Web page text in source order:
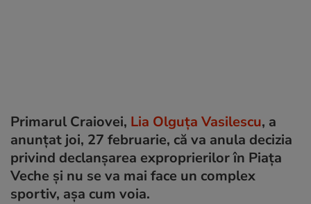
Primarul Craiovei, Lia Olguța Vasilescu, a
anunțat joi, 27 februarie, că va anula decizia
privind declanșarea exproprierilor în Piața
Veche și nu se va mai face un complex
sportiv, așa cum voia.